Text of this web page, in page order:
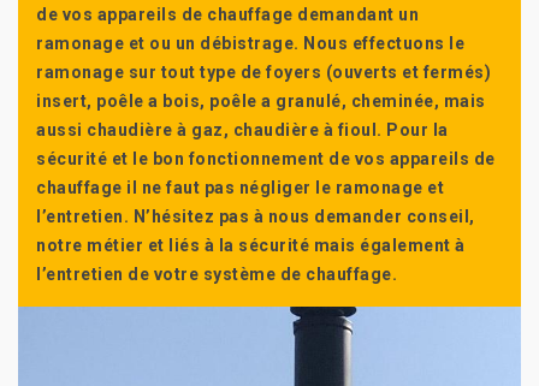
de vos appareils de chauffage demandant un
ramonage et ou un débistrage. Nous effectuons le
ramonage sur tout type de foyers (ouverts et fermés)
insert, poêle a bois, poêle a granulé, cheminée, mais
aussi chaudière à gaz, chaudière à fioul. Pour la
sécurité et le bon fonctionnement de vos appareils de
chauffage il ne faut pas négliger le ramonage et
l’entretien. N’hésitez pas à nous demander conseil,
notre métier et liés à la sécurité mais également à
l’entretien de votre système de chauffage.